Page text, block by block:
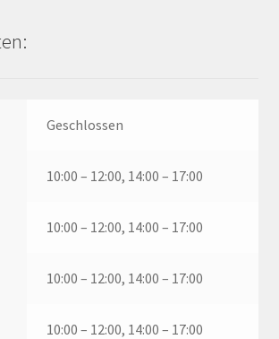
Geschlossen
10:00 – 12:00, 14:00 – 17:00
10:00 – 12:00, 14:00 – 17:00
10:00 – 12:00, 14:00 – 17:00
10:00 – 12:00, 14:00 – 17:00